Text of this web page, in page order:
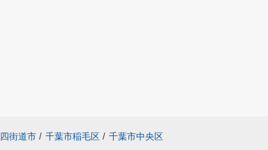
四街道市 / 千葉市稲毛区 / 千葉市中央区